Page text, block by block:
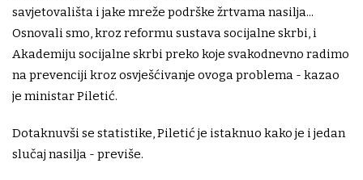
savjetovališta i jake mreže podrške žrtvama nasilja...
Osnovali smo, kroz reformu sustava socijalne skrbi, i
Akademiju socijalne skrbi preko koje svakodnevno radimo
na prevenciji kroz osvješćivanje ovoga problema - kazao
je ministar Piletić.
Dotaknuvši se statistike, Piletić je istaknuo kako je i jedan
slučaj nasilja - previše.